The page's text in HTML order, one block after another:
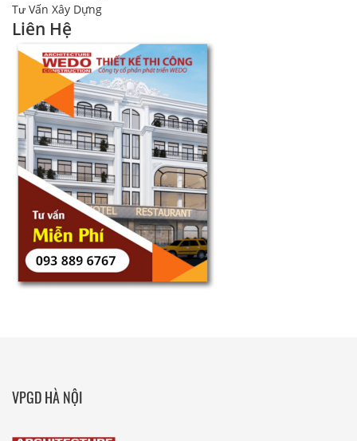
Tư Vấn Xây Dựng
Liên Hệ
VPGD HÀ NỘI